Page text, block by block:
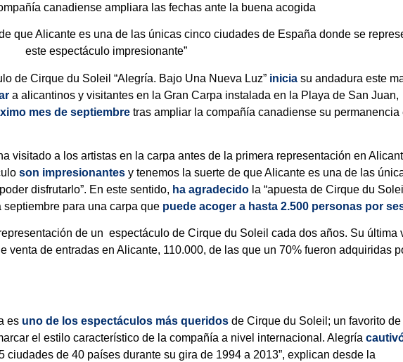
canadiense ampliara las fechas ante la buena acogida
que Alicante es una de las únicas cinco ciudades de España donde se
este espectáculo impresionante”
de Cirque du Soleil “Alegría. Bajo Una Nueva Luz” inicia su andadura este
a alicantinos y visitantes en la Gran Carpa instalada en la Playa de San Juan,
mes de septiembre tras ampliar la compañía canadiense su permanencia
visitado a los artistas en la carpa antes de la primera representación en
son impresionantes y tenemos la suerte de que Alicante es una de las
disfrutarlo”. En este sentido, ha agradecido la “apuesta de Cirque du
septiembre para una carpa que puede acoger a hasta 2.500 personas por
de un espectáculo de Cirque du Soleil cada dos años. Su última
venta de entradas en Alicante, 110.000, de las que un 70% fueron adquiridas
es uno de los espectáculos más queridos de Cirque du Soleil; un favorito
el estilo característico de la compañía a nivel internacional. Alegría
ciudades de 40 países durante su gira de 1994 a 2013”, explican desde la